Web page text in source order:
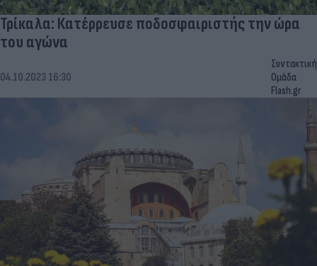
Τρίκαλα: Κατέρρευσε ποδοσφαιριστής την ώρα
του αγώνα
04.10.2023 16:30
Συντακτική
Ομάδα
Flash.gr